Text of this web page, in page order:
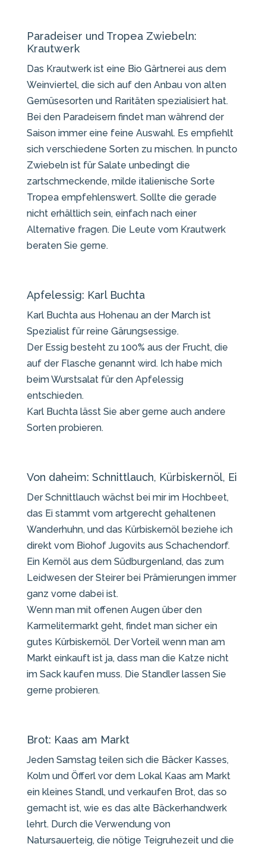
Paradeiser und Tropea Zwiebeln:
Krautwerk
Das Krautwerk ist eine Bio Gärtnerei aus dem
Weinviertel, die sich auf den Anbau von alten
Gemüsesorten und Raritäten spezialisiert hat.
Bei den Paradeisern findet man während der
Saison immer eine feine Auswahl. Es empfiehlt
sich verschiedene Sorten zu mischen. In puncto
Zwiebeln ist für Salate unbedingt die
zartschmeckende, milde italienische Sorte
Tropea empfehlenswert. Sollte die gerade
nicht erhältlich sein, einfach nach einer
Alternative fragen. Die Leute vom Krautwerk
beraten Sie gerne.
Apfelessig: Karl Buchta
Karl Buchta aus Hohenau an der March ist
Spezialist für reine Gärungsessige.
Der Essig besteht zu 100% aus der Frucht, die
auf der Flasche genannt wird. Ich habe mich
beim Wurstsalat für den Apfelessig
entschieden.
Karl Buchta lässt Sie aber gerne auch andere
Sorten probieren.
Von daheim: Schnittlauch, Kürbiskernöl, Ei
Der Schnittlauch wächst bei mir im Hochbeet,
das Ei stammt vom artgerecht gehaltenen
Wanderhuhn, und das Kürbiskernöl beziehe ich
direkt vom Biohof Jugovits aus Schachendorf.
Ein Kernöl aus dem Südburgenland, das zum
Leidwesen der Steirer bei Prämierungen immer
ganz vorne dabei ist.
Wenn man mit offenen Augen über den
Karmelitermarkt geht, findet man sicher ein
gutes Kürbiskernöl. Der Vorteil wenn man am
Markt einkauft ist ja, dass man die Katze nicht
im Sack kaufen muss. Die Standler lassen Sie
gerne probieren.
Brot: Kaas am Markt
Jeden Samstag teilen sich die Bäcker Kasses,
Kolm und Öfferl vor dem Lokal Kaas am Markt
ein kleines Standl, und verkaufen Brot, das so
gemacht ist, wie es das alte Bäckerhandwerk
lehrt. Durch die Verwendung von
Natursauerteig, die nötige Teigruhezeit und die